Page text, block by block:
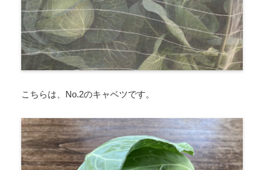
こちらは、No.2のキャベツです。